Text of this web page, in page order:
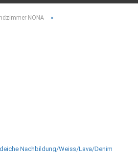
NONA »